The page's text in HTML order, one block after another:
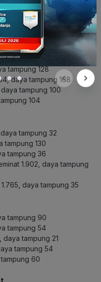
tampung 46
daya tampung 27
53
tampung 220
tampung 128
daya tampung 168
tampung 100
104
daya tampung 32
tampung 130
tampung 36
1.902, daya tampung
daya tampung 35
tampung 90
tampung 54
daya tampung 21
tampung 54
60